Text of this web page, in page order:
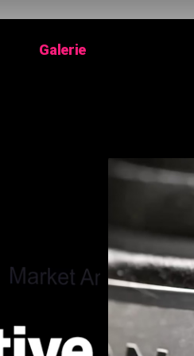
Galerie
Monolith